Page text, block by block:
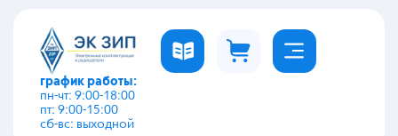
график работы:
пн-чт: 9:00-18:00
пт: 9:00-15:00
сб-вс: выходной